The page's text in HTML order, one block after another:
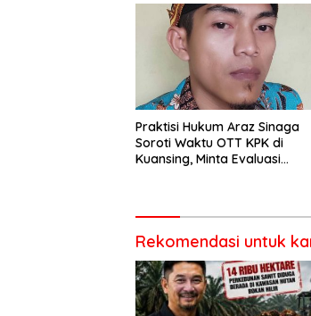
Praktisi Hukum Araz Sinaga
Soroti Waktu OTT KPK di
Kuansing, Minta Evaluasi
Rekomendasi untuk